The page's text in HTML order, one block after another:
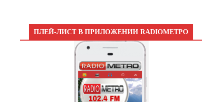
ПЛЕЙ-ЛИСТ В ПРИЛОЖЕНИИ RADIOМЕТРО